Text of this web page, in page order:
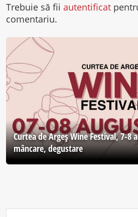
Trebuie să fii autentificat
comentariu.
Curtea de Argeş Wine Festival, 7-8
mâncare, degustare